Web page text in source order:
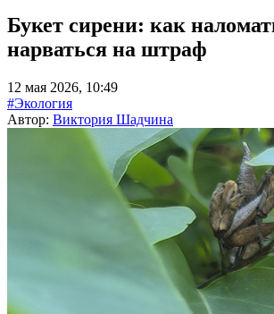
Букет сирени: как
нарваться на штраф
12 мая 2026, 10:49
#Экология
Автор: Виктория Шадчина